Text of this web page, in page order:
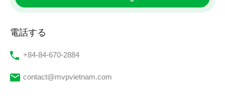
電話する
‭+84-84-670-2884‬
contact@mvpvietnam.com